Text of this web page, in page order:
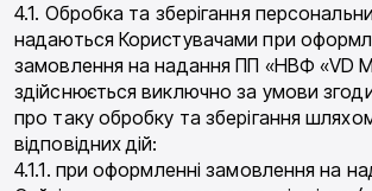
4.1. Обробка та зберігання
надаються Користувачами при
замовлення на надання ПП «НВФ «VD
здійснюється виключно за умови
про таку обробку та зберігання
відповідних дій:
4.1.1. при оформленні замовлення на